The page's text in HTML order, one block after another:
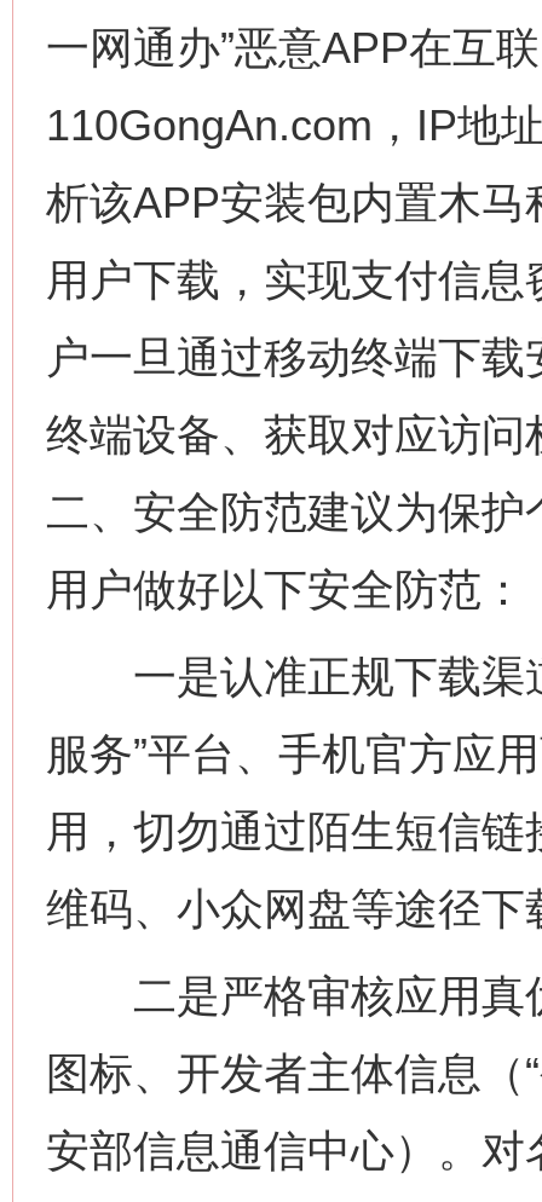
一网通办”恶意APP在互
110GongAn.com，IP地
析该APP安装包内置木
用户下载，实现支付信
户一旦通过移动终端下
终端设备、获取对应访
二、安全防范建议为保
用户做好以下安全防范：
一是认准正规下载渠
服务”平台、手机官方应
用，切勿通过陌生短信
维码、小众网盘等途径
二是严格审核应用真
图标、开发者主体信息（
安部信息通信中心）。